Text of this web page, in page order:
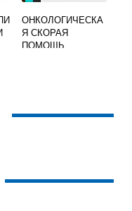
ОНКОЛОГИЧЕСКА
Я СКОРАЯ
ПОМОЩЬ